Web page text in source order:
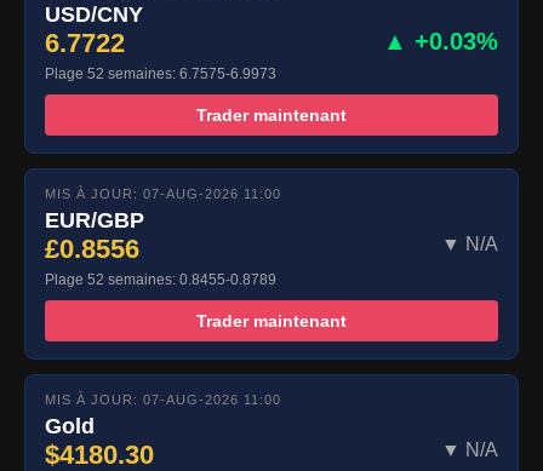
USD/CNY
6.7722 ▲ +0.03%
Plage 52 semaines: 6.7575-6.9973
Trader maintenant
MIS À JOUR: 07-AUG-2026 11:00
EUR/GBP
£0.8556 ▼ N/A
Plage 52 semaines: 0.8455-0.8789
Trader maintenant
MIS À JOUR: 07-AUG-2026 11:00
Gold
$4180.30 ▼ N/A